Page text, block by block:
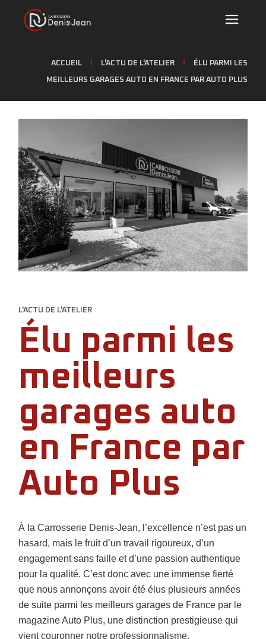
ACCUEIL L'ACTU DE L'ATELIER ÉLU PARMI LES
MEILLEURS GARAGES AUTO EN FRANCE PAR AUTO PLUS
L'ACTU DE L'ATELIER
Élu parmi les
meilleurs
garages auto
en France par
Auto Plus
À la Carrosserie Denis-Jean, l’excellence n’est pas un
hasard, mais le fruit d’un travail rigoureux, d’un
engagement sans faille et d’une passion authentique
pour la qualité. C’est donc avec une immense fierté
que nous annonçons avoir été élus plusieurs années
de suite parmi les meilleurs garages de France par le
magazine Auto Plus, une distinction prestigieuse qui
vient couronner notre professionnalisme.